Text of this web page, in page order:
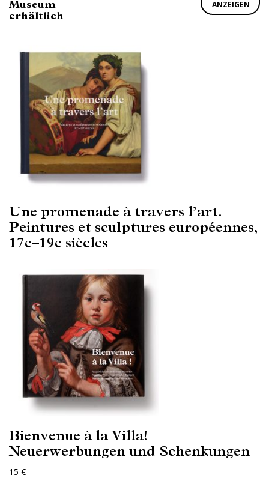
Museum
erhältlich
ANZEIGEN
Une promenade à travers l’art.
Peintures et sculptures européennes,
17e–19e siècles
Bienvenue à la Villa!
Neuerwerbungen und Schenkungen
15 €